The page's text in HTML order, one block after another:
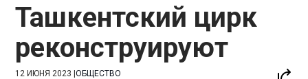
Ташкентский цирк
реконструируют
12 ИЮНЯ 2023 |ОБЩЕСТВО